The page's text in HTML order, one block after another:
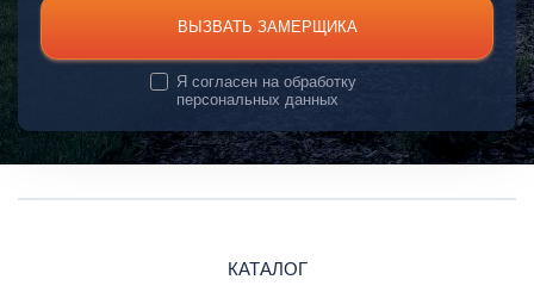
ВЫЗВАТЬ ЗАМЕРЩИКА
Я согласен наобработку
персональных данных
КАТАЛОГ